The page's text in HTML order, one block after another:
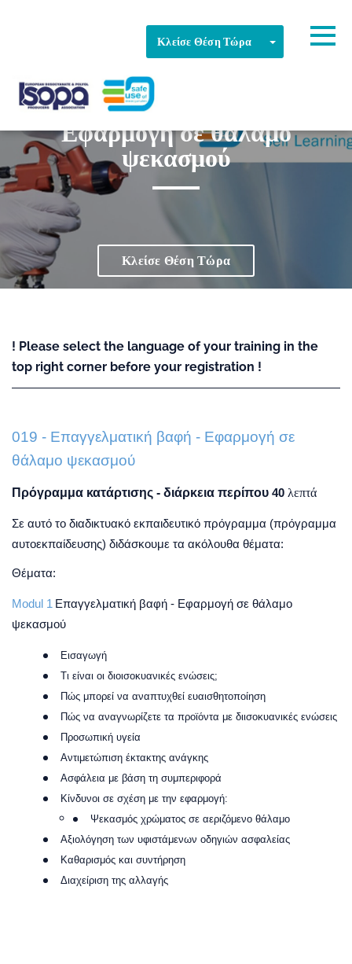
Κλείσε Θέση Τώρα Toggle
ISOPA-AISBL
019 Επαγγελματική βαφή -
Εφαρμογή σε θάλαμο
ψεκασμού
Κλείσε Θέση Τώρα
! Please select the language of your training in the
top right corner before your registration !
019 - Επαγγελματική βαφή - Εφαρμογή σε
θάλαμο ψεκασμού
Πρόγραμμα κατάρτισης - διάρκεια περίπου 40 λεπτά
Σε αυτό το διαδικτυακό εκπαιδευτικό πρόγραμμα (πρόγραμμα
αυτοεκπαίδευσης) διδάσκουμε τα ακόλουθα θέματα:
Θέματα:
Modul 1 Επαγγελματική βαφή - Εφαρμογή σε θάλαμο
ψεκασμού
Εισαγωγή
Τι είναι οι διοισοκυανικές ενώσεις;
Πώς μπορεί να αναπτυχθεί ευαισθητοποίηση
Πώς να αναγνωρίζετε τα προϊόντα με διισοκυανικές ενώσεις
Προσωπική υγεία
Αντιμετώπιση έκτακτης ανάγκης
Ασφάλεια με βάση τη συμπεριφορά
Κίνδυνοι σε σχέση με την εφαρμογή:
Ψεκασμός χρώματος σε αεριζόμενο θάλαμο
Αξιολόγηση των υφιστάμενων οδηγιών ασφαλείας
Καθαρισμός και συντήρηση
Διαχείριση της αλλαγής